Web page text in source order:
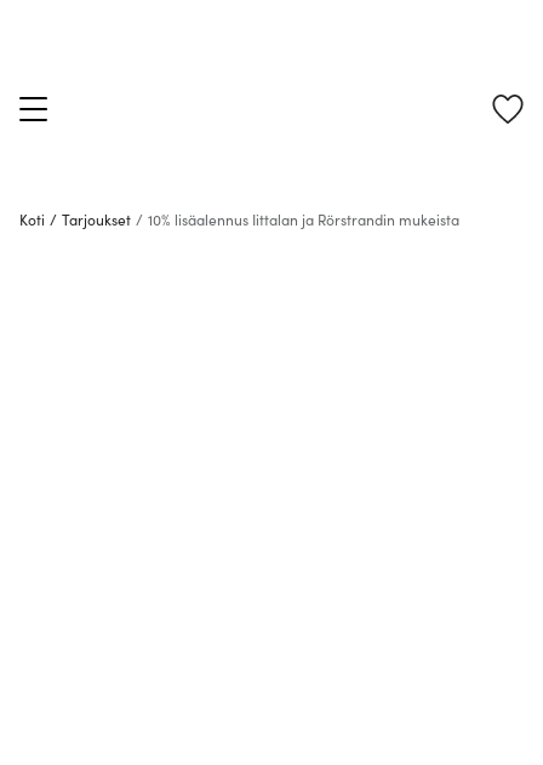
Koti / Tarjoukset / 10% lisäalennus Iittalan ja Rörstrandin mukeista